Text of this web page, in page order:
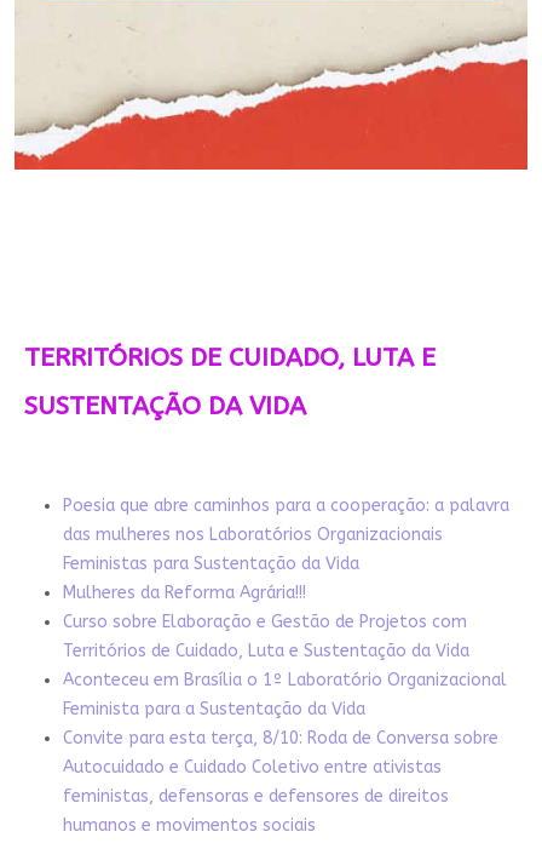
TERRITÓRIOS DE CUIDADO, LUTA E
SUSTENTAÇÃO DA VIDA
Poesia que abre caminhos para a cooperação: a palavra
das mulheres nos Laboratórios Organizacionais
Feministas para Sustentação da Vida
Mulheres da Reforma Agrária!!!
Curso sobre Elaboração e Gestão de Projetos com
Territórios de Cuidado, Luta e Sustentação da Vida
Aconteceu em Brasília o 1º Laboratório Organizacional
Feminista para a Sustentação da Vida
Convite para esta terça, 8/10: Roda de Conversa sobre
Autocuidado e Cuidado Coletivo entre ativistas
feministas, defensoras e defensores de direitos
humanos e movimentos sociais